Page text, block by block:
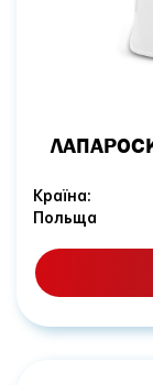
Країна:
Польща